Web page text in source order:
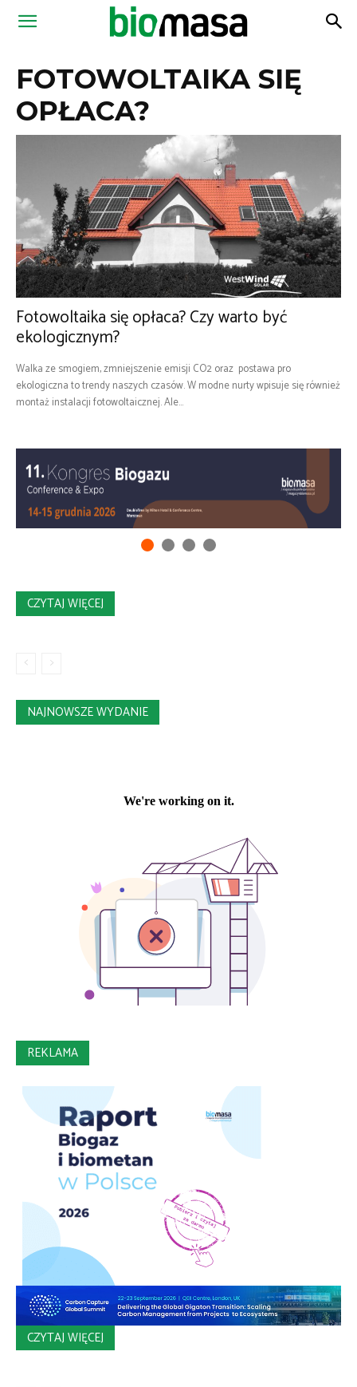
Magazyn
FOTOWOLTAIKA SIĘ
OPŁACA?
Fotowoltaika się opłaca? Czy warto być
ekologicznym?
Walka ze smogiem, zmniejszenie emisji CO2 oraz postawa pro
ekologiczna to trendy naszych czasów. W modne nurty wpisuje się również
montaż instalacji fotowoltaicznej. Ale...
CZYTAJ WIĘCEJ
NAJNOWSZE WYDANIE
REKLAMA
CZYTAJ WIĘCEJ